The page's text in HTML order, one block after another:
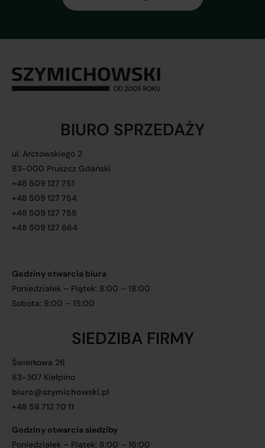
BIURO SPRZEDAŻY
ul. Arctowskiego 2
83-000 Pruszcz Gdański
+48 509 127 751
+48 509 127 754
+48 509 127 755
+48 509 127 664
Godziny otwarcia biura
Poniedziałek – Piątek: 8:00 – 18:00
Sobota: 9:00 – 15:00
SIEDZIBA FIRMY
Świerkowa 26
83-307 Kiełpino
biuro@szymichowski.pl
+48 58 712 70 11
Godziny otwarcia siedziby
Poniedziałek – Piątek: 8:00 – 16:00